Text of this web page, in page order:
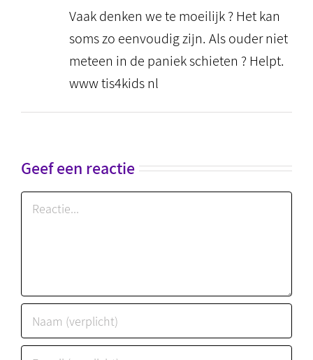
Vaak denken we te moeilijk ? Het kan
soms zo eenvoudig zijn. Als ouder niet
meteen in de paniek schieten ? Helpt.
www tis4kids nl
Geef een reactie
Reactie